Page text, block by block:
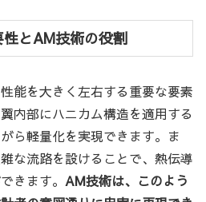
とAM技術の役割
能を大きく左右する重要な要素
内部にハニカム構造を適用する
ら軽量化を実現できます。ま
な流路を設けることで、熱伝導
きます。 AM技術は、このよう